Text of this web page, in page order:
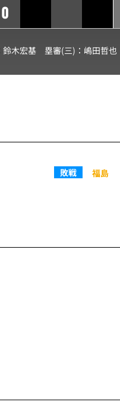
0
鈴木宏基 塁審(三)： 嶋田哲也
敗戦 福島